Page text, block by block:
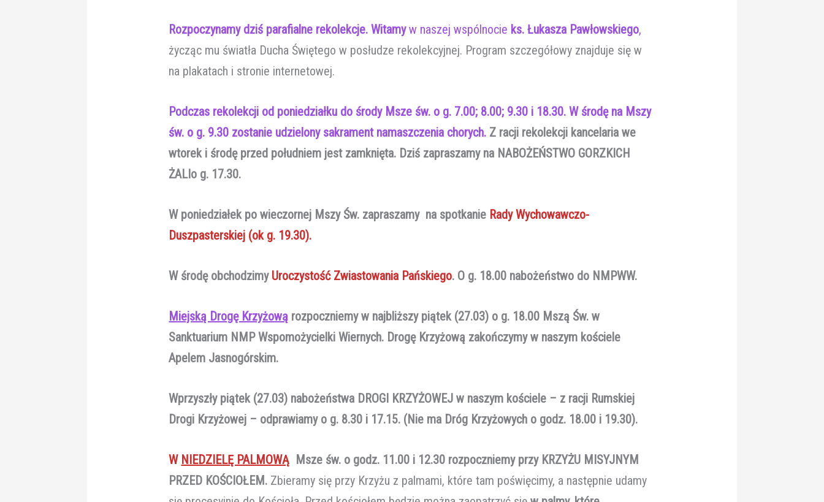
Rozpoczynamy dziś parafialne rekolekcje. Witamyw naszej wspólnocie ks. Łukasza Pawłowskiego,
życząc mu światła Ducha Świętego w posłudze rekolekcyjnej. Program szczegółowy znajduje się w
na plakatach i stronie internetowej.
Podczas rekolekcji od poniedziałku do środy Msze św. o g. 7.00; 8.00; 9.30 i 18.30. W środę na Mszy
św. o g. 9.30 zostanie udzielony sakrament namaszczenia chorych. Z racji rekolekcji kancelaria we
wtorek i środę przed południem jest zamknięta. Dziś zapraszamy na NABOŻEŃSTWO GORZKICH
ŻALIo g. 17.30.
W poniedziałek po wieczornej Mszy Św. zapraszamy na spotkanie Rady Wychowawczo-
Duszpasterskiej (ok g. 19.30).
W środę obchodzimyUroczystość Zwiastowania Pańskiego. O g. 18.00 nabożeństwo do NMPWW.
Miejską Drogę Krzyżową rozpoczniemy w najbliższy piątek (27.03) o g. 18.00 Mszą Św. w
Sanktuarium NMP Wspomożycielki Wiernych. Drogę Krzyżową zakończymy w naszym kościele
Apelem Jasnogórskim.
Wprzyszły piątek (27.03) nabożeństwa DROGI KRZYŻOWEJ w naszym kościele – z racji Rumskiej
Drogi Krzyżowej – odprawiamy o g. 8.30 i 17.15. (Nie ma Dróg Krzyżowych o godz. 18.00 i 19.30).
W NIEDZIELĘ PALMOWĄ Msze św. o godz. 11.00 i 12.30 rozpoczniemy przy KRZYŻU MISYJNYM
PRZED KOŚCIOŁEM. Zbieramy się przy Krzyżu z palmami, które tam poświęcimy, a następnie udamy